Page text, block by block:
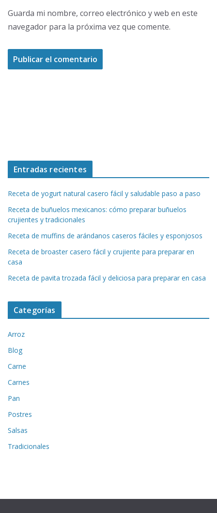
Guarda mi nombre, correo electrónico y web en este
navegador para la próxima vez que comente.
Entradas recientes
Receta de yogurt natural casero fácil y saludable paso a paso
Receta de buñuelos mexicanos: cómo preparar buñuelos
crujientes y tradicionales
Receta de muffins de arándanos caseros fáciles y esponjosos
Receta de broaster casero fácil y crujiente para preparar en
casa
Receta de pavita trozada fácil y deliciosa para preparar en casa
Categorías
Arroz
Blog
Carne
Carnes
Pan
Postres
Salsas
Tradicionales